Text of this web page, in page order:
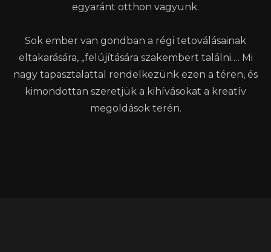
egyaránt otthon vagyunk.
Sok ember van gondban a régi tetoválásainak
eltakarására, „felújítására szakembert találni…. Mi
nagy tapasztalattal rendelkezünk ezen a téren, és
kimondottan szeretjük a kihívásokat a kreatív
megoldások terén.